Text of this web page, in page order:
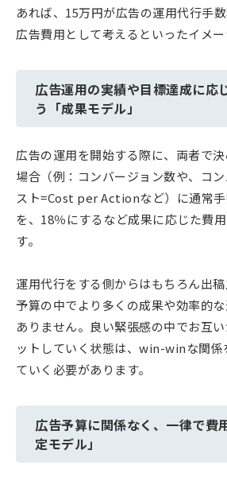
あれば、15万円が広告の運用代行手
広告費用として考えるといったイメー
広告運用の実績や目標達成に応
う「成果モデル」
広告の運用を開始する際に、両者で
場合（例：コンバージョン数や、コ
スト=Cost per Actionなど）に通常
を、18％にするなど成果に応じた費
す。
運用代行をする側からはもちろん出
予算の中でより多くの成果や効率的
ありません。良い緊張感の中でお互
ットしていく状態は、win-winな関係
ていく必要があります。
広告予算に関係なく、一律で費
定モデル」